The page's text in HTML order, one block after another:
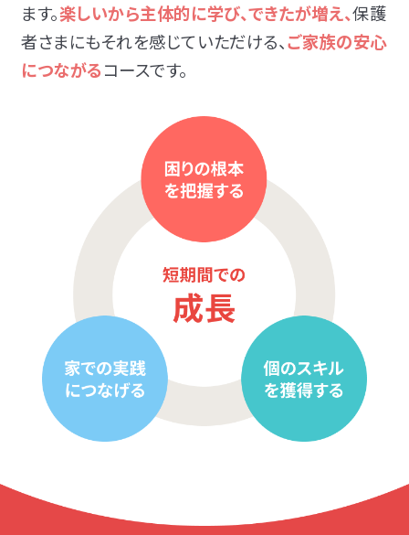
ます。楽しいから主体的に学び、できたが増え、保護
者さまにもそれを感じていただける、ご家族の安心
につながるコースです。